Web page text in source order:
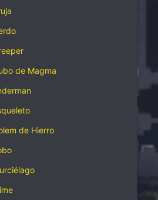
de Magma
de Hierro